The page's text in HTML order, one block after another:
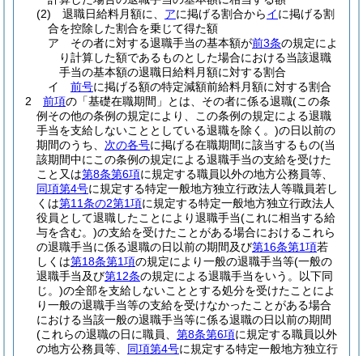
(2)
退職日給料月額に、 アに掲げる割合からイに掲げる割
合を控除した割合を乗じて得た額
ア
その者に対する退職手当の基本額が前3条の規定によ
り計算した額であるものとした場合における当該退職
手当の基本額の退職日給料月額に対する割合
イ
前号に掲げる額の特定減額前給料月額に対する割合
2
前項の「基礎在職期間」とは、その者に係る退職(この条
例その他の条例の規定により、この条例の規定による退職
手当を支給しないこととしている退職を除く。)の日以前の
期間のうち、 次の各号に掲げる在職期間に該当するもの(当
該期間中にこの条例の規定による退職手当の支給を受けた
こと又は第8条第6項に規定する職員以外の地方公務員等、
同項第4号に規定する特定一般地方独立行政法人等職員若し
くは第11条の2第1項に規定する特定一般地方独立行政法人
役員として退職したことにより退職手当(これに相当する給
与を含む。)の支給を受けたことがある場合におけるこれら
の退職手当に係る退職の日以前の期間及び第16条第1項若
しくは第18条第1項の規定により一般の退職手当等(一般の
退職手当及び第12条の規定による退職手当をいう。以下同
じ。)の全部を支給しないこととする処分を受けたことによ
り一般の退職手当等の支給を受けなかったことがある場合
における当該一般の退職手当等に係る退職の日以前の期間
(これらの退職の日に職員、 第8条第6項に規定する職員以外
の地方公務員等、 同項第4号に規定する特定一般地方独立行